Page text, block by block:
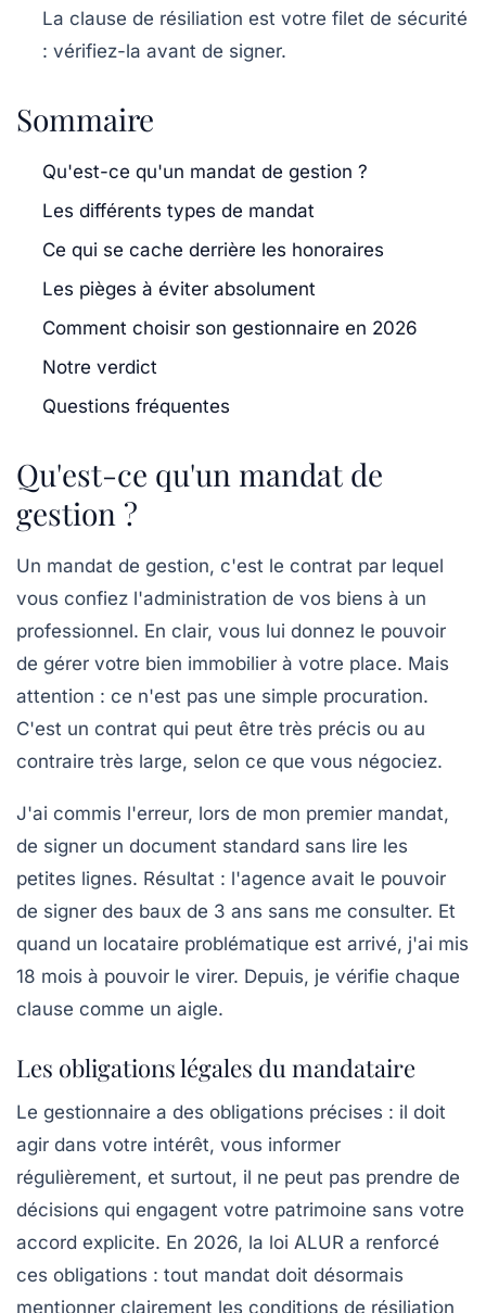
La clause de résiliation est votre filet de sécurité
: vérifiez-la avant de signer.
Sommaire
Qu'est-ce qu'un mandat de gestion ?
Les différents types de mandat
Ce qui se cache derrière les honoraires
Les pièges à éviter absolument
Comment choisir son gestionnaire en 2026
Notre verdict
Questions fréquentes
Qu'est-ce qu'un mandat de
gestion ?
Un mandat de gestion, c'est le contrat par lequel
vous confiez l'administration de vos biens à un
professionnel. En clair, vous lui donnez le pouvoir
de gérer votre bien immobilier à votre place. Mais
attention : ce n'est pas une simple procuration.
C'est un contrat qui peut être très précis ou au
contraire très large, selon ce que vous négociez.
J'ai commis l'erreur, lors de mon premier mandat,
de signer un document standard sans lire les
petites lignes. Résultat : l'agence avait le pouvoir
de signer des baux de 3 ans sans me consulter. Et
quand un locataire problématique est arrivé, j'ai mis
18 mois à pouvoir le virer. Depuis, je vérifie chaque
clause comme un aigle.
Les obligations légales du mandataire
Le gestionnaire a des obligations précises : il doit
agir dans votre intérêt, vous informer
régulièrement, et surtout, il ne peut pas prendre de
décisions qui engagent votre patrimoine sans votre
accord explicite. En 2026, la loi ALUR a renforcé
ces obligations : tout mandat doit désormais
mentionner clairement les conditions de résiliation